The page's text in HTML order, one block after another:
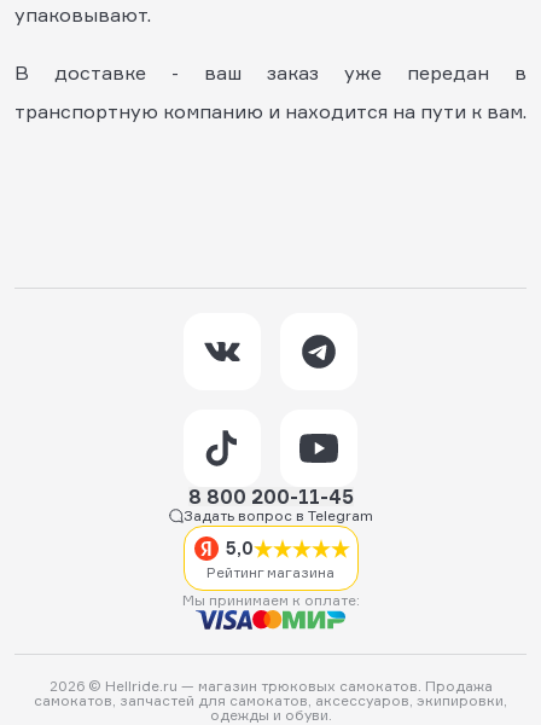
упаковывают.
В доставке - ваш заказ уже передан в
транспортную компанию и находится на пути к вам.
8 800 200-11-45
Задать вопрос в Telegram
5,0
Рейтинг магазина
Мы принимаем к оплате:
2026 © Hellride.ru — магазин трюковых самокатов. Продажа
самокатов, запчастей для самокатов, аксессуаров, экипировки,
одежды и обуви.